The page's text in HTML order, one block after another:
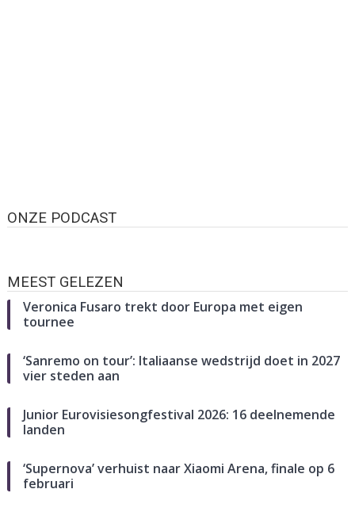
ONZE PODCAST
MEEST GELEZEN
Veronica Fusaro trekt door Europa met eigen
tournee
‘Sanremo on tour’: Italiaanse wedstrijd doet in 2027
vier steden aan
Junior Eurovisiesongfestival 2026: 16 deelnemende
landen
‘Supernova’ verhuist naar Xiaomi Arena, finale op 6
februari